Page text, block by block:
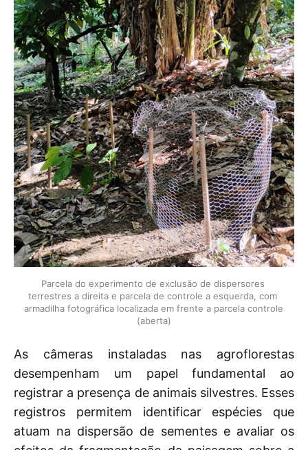
Parcela do experimento de exclusão de dispersores
terrestres a direita e parcela de controle a esquerda, com
armadilha fotográfica localizada em frente a parcela controle
(aberta)
As câmeras instaladas nas agroflorestas
desempenham um papel fundamental ao
registrar a presença de animais silvestres. Esses
registros permitem identificar espécies que
atuam na dispersão de sementes e avaliar os